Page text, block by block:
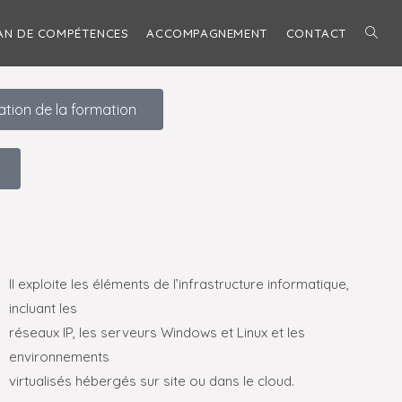
DE COMPÉTENCES ACCOMPAGNEMENT CONTACT
de la formation
Il exploite les éléments de l’infrastructure informatique,
incluant les
réseaux IP, les serveurs Windows et Linux et les
environnements
virtualisés hébergés sur site ou dans le cloud.